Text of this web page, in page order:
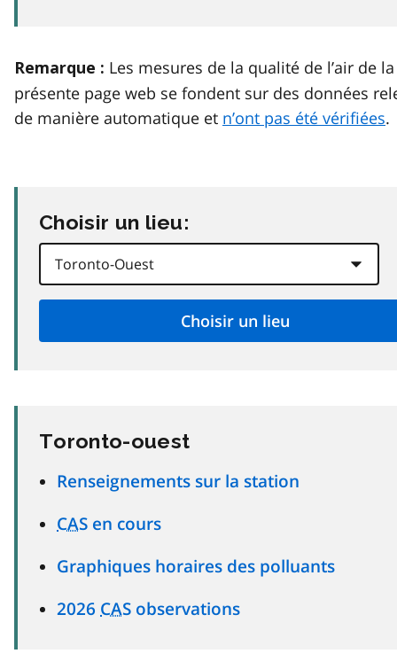
Remarque : Les mesures de la qualité de l’air de la
présente page web se fondent sur des données
de manière automatique et n’ont pas été vérifiées.
Choisir un lieu:
Toronto-ouest
Renseignements sur la station
CAS en cours
Graphiques horaires des polluants
2026 CAS observations